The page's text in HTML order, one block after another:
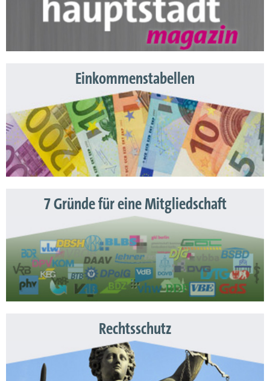
Einkommenstabellen
7 Gründe für eine Mitgliedschaft
Rechtsschutz